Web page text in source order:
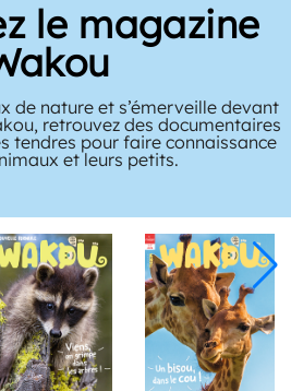
le magazine
de nature et s’émerveille devant
retrouvez des documentaires
tendres pour faire connaissance
et leurs petits.